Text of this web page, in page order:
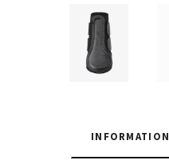
INFORMATION